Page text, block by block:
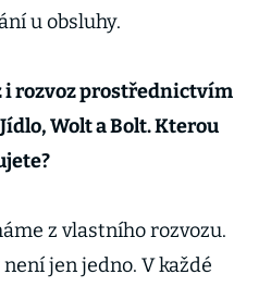
u obsluhy.
i rozvoz prostřednictvím
Wolt a Bolt. Kterou
z vlastního rozvozu.
jen jedno. V každé